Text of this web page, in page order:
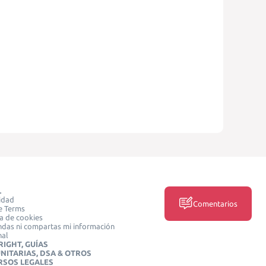
Terms
de cookies
ni compartas mi información
GUÍAS
DSA & OTROS
LEGALES
Comentarios